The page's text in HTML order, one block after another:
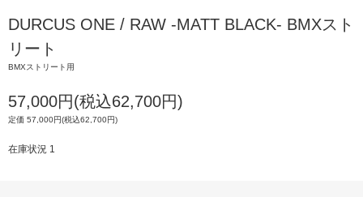
DURCUS ONE / RAW -MATT BLACK- BMXスト
リート
BMXストリート用
57,000円(税込62,700円)
定価 57,000円(税込62,700円)
在庫状況 1